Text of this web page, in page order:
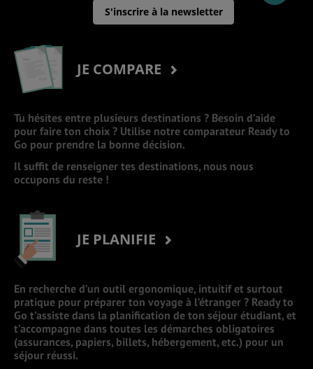
S'inscrire à la newsletter
JE COMPARE
Tu hésites entre plusieurs destinations ? Besoin d’aide
pour faire ton choix ? Utilise notre comparateur Ready to
Go pour prendre la bonne décision.
Il suffit de renseigner tes destinations, nous nous
occupons du reste !
JE PLANIFIE
En recherche d’un outil ergonomique, intuitif et surtout
pratique pour préparer ton voyage à l’étranger ? Ready to
Go t’assiste dans la planification de ton séjour étudiant, et
t’accompagne dans toutes les démarches obligatoires
(assurances, papiers, billets, hébergement, etc.) pour un
séjour réussi.